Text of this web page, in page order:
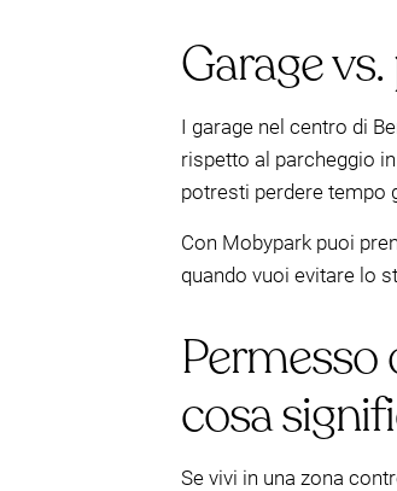
Garage
I garage nel centro di
rispetto al parcheggio
potresti perdere tempo
Con Mobypark puoi
quando vuoi evitare lo
Permesso
cosa
Se vivi in una zona